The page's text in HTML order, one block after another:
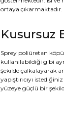
ortaya çıkarmaktadır.
Kusursuz
Sprey poliüretan
kullanılabildiği gibi
şekilde çalkalayarak
yapıştırıcıyı
yüzeye güçlü bir